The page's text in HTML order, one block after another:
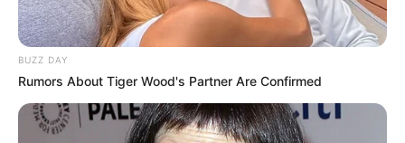
BUZZ DAY
Rumors About Tiger Wood's Partner Are Confirmed